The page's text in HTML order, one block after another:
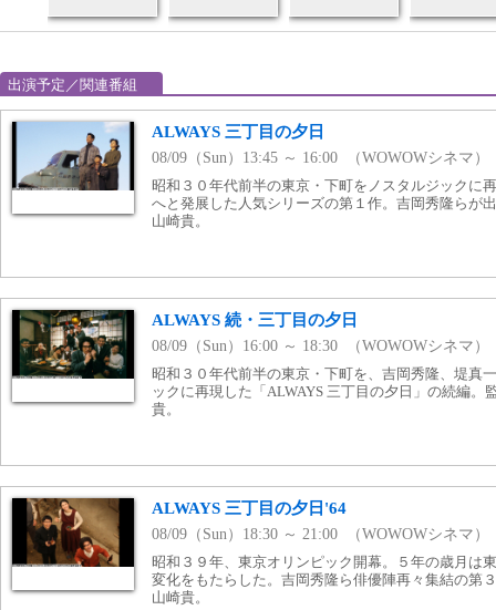
出演予定／関連番組
ALWAYS 三丁目の夕日
08/09（Sun）13:45 ～ 16:00 （WOWOWシネマ）
昭和３０年代前半の東京・下町をノスタルジックに
へと発展した人気シリーズの第１作。吉岡秀隆らが
山崎貴。
ALWAYS 続・三丁目の夕日
08/09（Sun）16:00 ～ 18:30 （WOWOWシネマ）
昭和３０年代前半の東京・下町を、吉岡秀隆、堤真
ックに再現した「ALWAYS 三丁目の夕日」の続編。
貴。
ALWAYS 三丁目の夕日'64
08/09（Sun）18:30 ～ 21:00 （WOWOWシネマ）
昭和３９年、東京オリンピック開幕。５年の歳月は
変化をもたらした。吉岡秀隆ら俳優陣再々集結の第
山崎貴。